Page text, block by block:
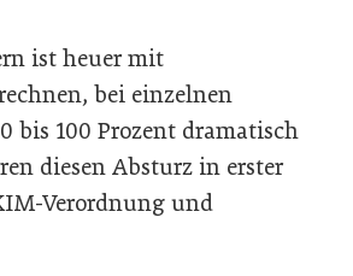
ist heuer mit
bei einzelnen
bis 100 Prozent dramatisch
diesen Absturz in erster
Verordnung und